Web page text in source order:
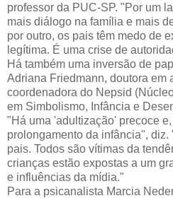
professor da PUC-SP. "Por um
mais diálogo na família e mais
por outro, os pais têm medo de
legítima. É uma crise de
Há também uma inversão de
Adriana Friedmann, doutora em
coordenadora do Nepsid
em Simbolismo, Infância e
"Há uma 'adultização' precoce
prolongamento da infância",
pais. Todos são vítimas da
crianças estão expostas a um
e influências da mídia."
Para a psicanalista Marcia